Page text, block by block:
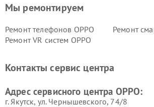
Мы ремонтируем
Ремонт телефонов OPPO
Ремонт
Ремонт VR систем OPPO
Контакты сервис центра
Адрес сервисного центра OPPO:
г. Якутск, ул. Чернышевского, 74/8